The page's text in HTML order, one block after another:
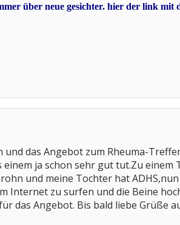
über neue gesichter. hier der link mit
und das Angebot zum Rheuma-
ja schon sehr gut tut.Zu
und meine Tochter hat
Internet zu surfen und die Beine
das Angebot. Bis bald liebe Grüße